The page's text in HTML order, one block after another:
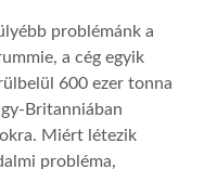
problémánk a
a cég egyik
600 ezer tonna
Britanniában
Miért létezik
probléma,